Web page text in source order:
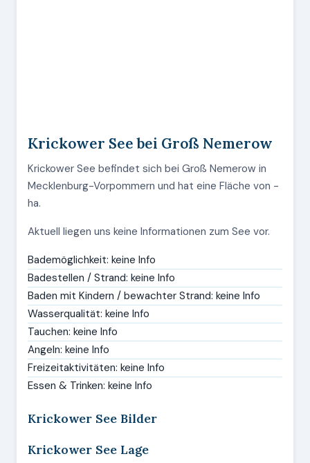
Krickower See bei Groß Nemerow
Krickower See befindet sich bei Groß Nemerow in
Mecklenburg-Vorpommern und hat eine Fläche von -
ha.
Aktuell liegen uns keine Informationen zum See vor.
Bademöglichkeit: keine Info
Badestellen / Strand: keine Info
Baden mit Kindern / bewachter Strand: keine Info
Wasserqualität: keine Info
Tauchen: keine Info
Angeln: keine Info
Freizeitaktivitäten: keine Info
Essen & Trinken: keine Info
Krickower See Bilder
Krickower See Lage